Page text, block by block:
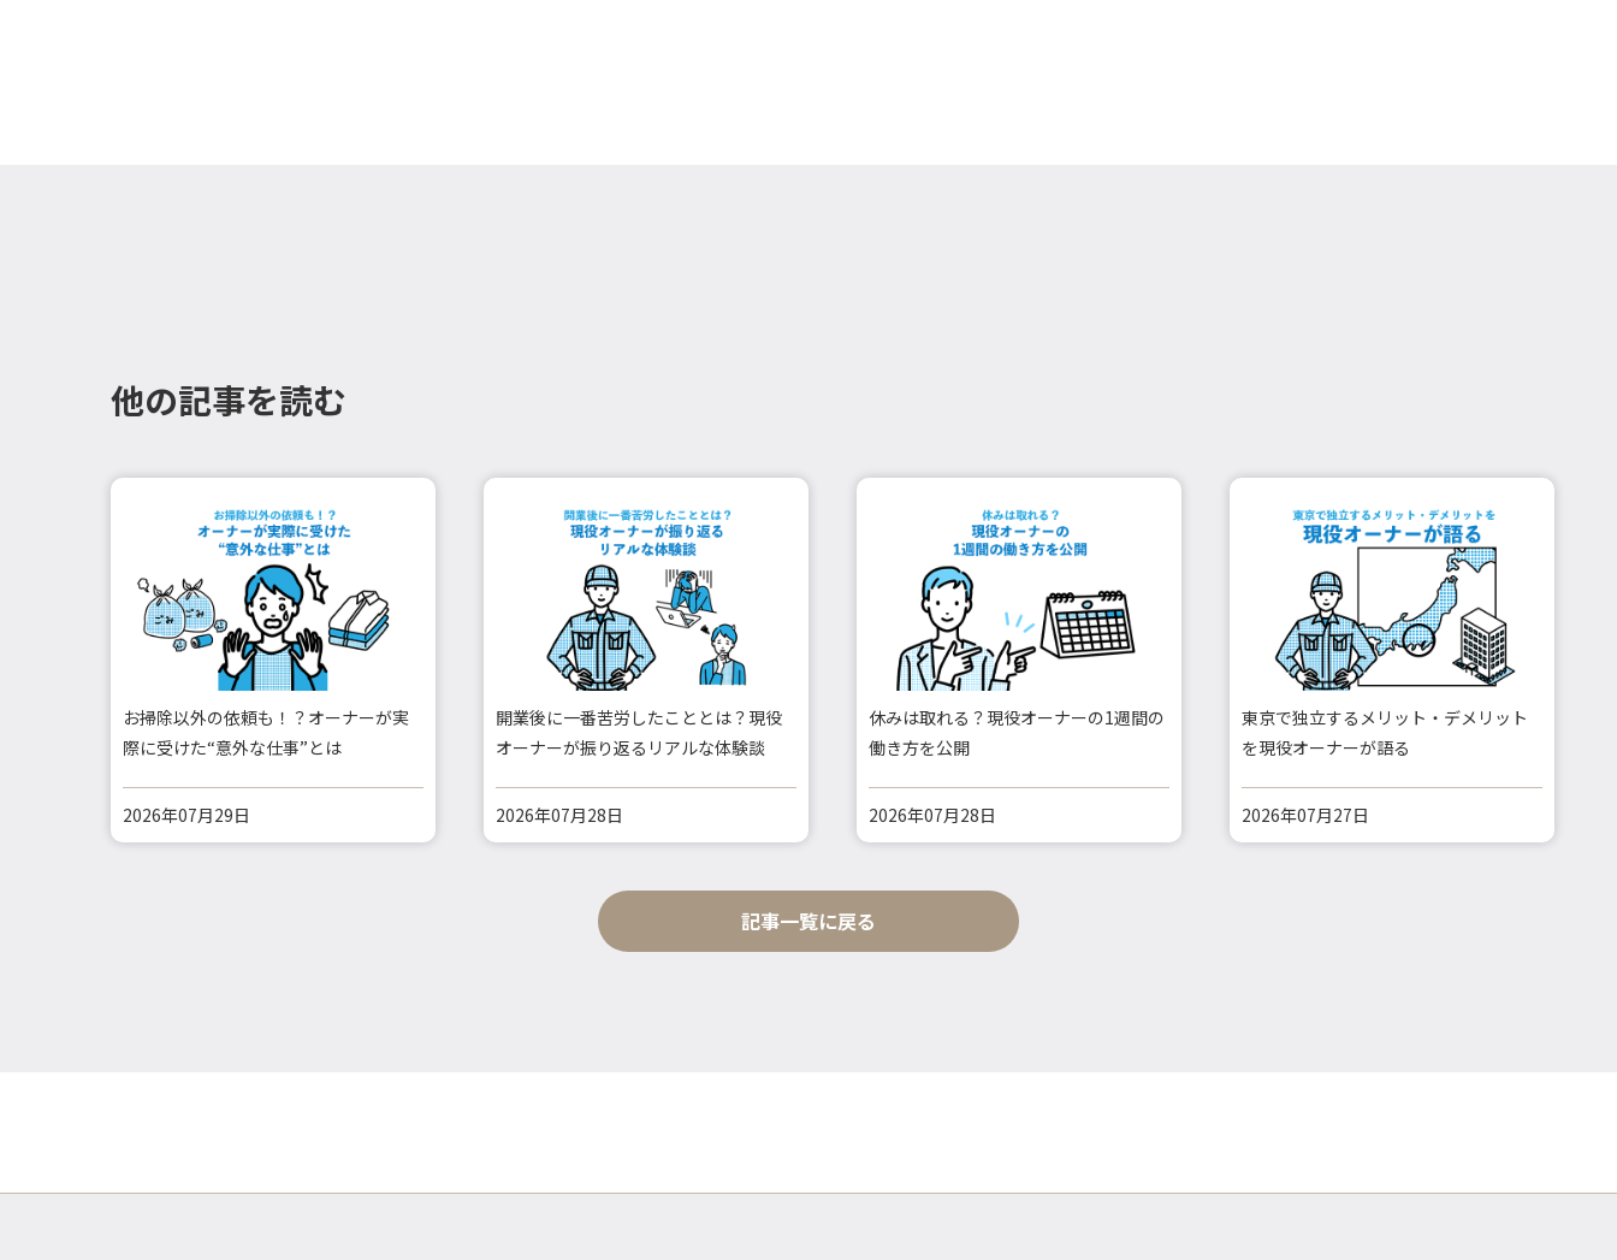
他の記事を読む
お掃除以外の依頼も！？オーナーが実
際に受けた“意外な仕事”とは
2026年07月29日
開業後に一番苦労したこととは？現役
オーナーが振り返るリアルな体験談
2026年07月28日
休みは取れる？現役オーナーの1週間の
働き方を公開
2026年07月28日
東京で独立するメリット・デメリット
を現役オーナーが語る
2026年07月27日
記事一覧に戻る